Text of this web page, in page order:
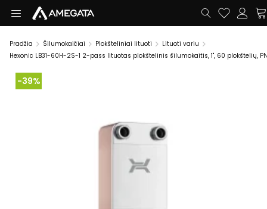
Pradžia Šilumokaičiai Plokšteliniai lituoti
Lituoti variu
Hexonic LB31-60H-2S-1 2-pass lituotas plokštelinis šilumokaitis, 1", 60 plokštelių,
-39%